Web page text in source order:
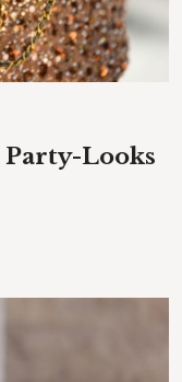
Looks